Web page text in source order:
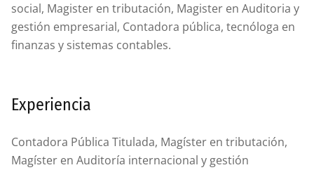
social, Magister en tributación, Magister en Auditoria y
gestión empresarial, Contadora pública, tecnóloga en
finanzas y sistemas contables.
Experiencia
Contadora Pública Titulada, Magíster en tributación,
Magíster en Auditoría internacional y gestión